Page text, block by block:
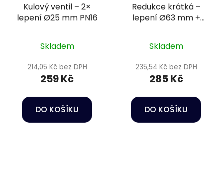
Kulový ventil – 2×
lepení Ø25 mm PN16
Skladem
214,05 Kč bez DPH
259 Kč
DO KOŠÍKU
Redukce krátká –
lepení Ø63 mm +
Skladem
235,54 Kč bez DPH
285 Kč
DO KOŠÍKU